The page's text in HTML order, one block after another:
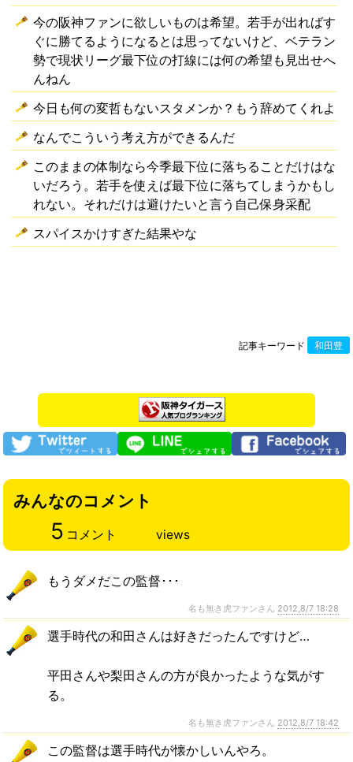
今の阪神ファンに欲しいものは希望。若手が出ればす
ぐに勝てるようになるとは思ってないけど、ベテラン
勢で現状リーグ最下位の打線には何の希望も見出せへ
んねん
今日も何の変哲もないスタメンか？もう辞めてくれよ
なんでこういう考え方ができるんだ
このままの体制なら今季最下位に落ちることだけはな
いだろう。若手を使えば最下位に落ちてしまうかもし
れない。それだけは避けたいと言う自己保身采配
スパイスかけすぎた結果やな
記事キーワード 和田豊
みんなのコメント
5 コメント views
もうダメだこの監督･･･
名も無き虎ファンさん 2012,8/7 18:28
選手時代の和田さんは好きだったんですけど…
平田さんや梨田さんの方が良かったような気がす
る。
名も無き虎ファンさん 2012,8/7 18:42
この監督は選手時代が懐かしいんやろ。